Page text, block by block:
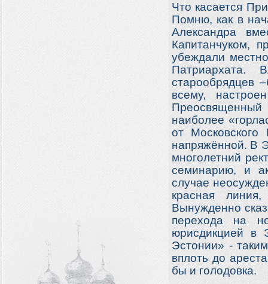
Что касается
Помню, как в
Александра
Капитанчуком,
убеждали
старообрядцев
всему,
наиболее
от Московского
напряжённой. В
многолетний
семинарию, и
случае
красная
Вынужденно
перехода на
юрисдикцией в
Эстонии» -
вплоть до
бы и голодовка.